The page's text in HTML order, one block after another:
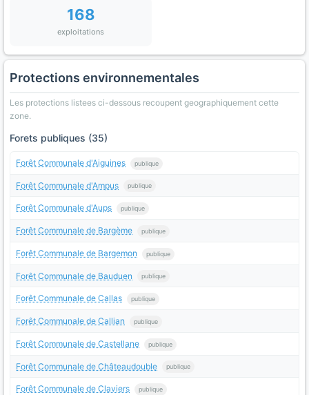
168
exploitations
Protections environnementales
Les protections listees ci-dessous recoupent geographiquement cette
zone.
Forets publiques (35)
Forêt Communale d'Aiguines publique
Forêt Communale d'Ampus publique
Forêt Communale d'Aups publique
Forêt Communale de Bargème publique
Forêt Communale de Bargemon publique
Forêt Communale de Bauduen publique
Forêt Communale de Callas publique
Forêt Communale de Callian publique
Forêt Communale de Castellane publique
Forêt Communale de Châteaudouble publique
Forêt Communale de Claviers publique